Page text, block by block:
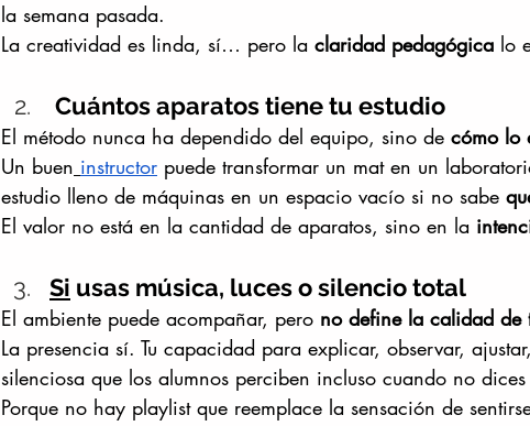
la semana pasada.
La creatividad es linda, sí… pero la claridad pedagógica lo
Cuántos aparatos tiene tu estudio
El método nunca ha dependido del equipo, sino de cómo lo
Un buen instructor puede transformar un mat en un
estudio lleno de máquinas en un espacio vacío si no sabe
El valor no está en la cantidad de aparatos, sino en la
Si usas música, luces o silencio total
El ambiente puede acompañar, pero no define la calidad de
La presencia sí. Tu capacidad para explicar, observar,
silenciosa que los alumnos perciben incluso cuando no
Porque no hay playlist que reemplace la sensación de